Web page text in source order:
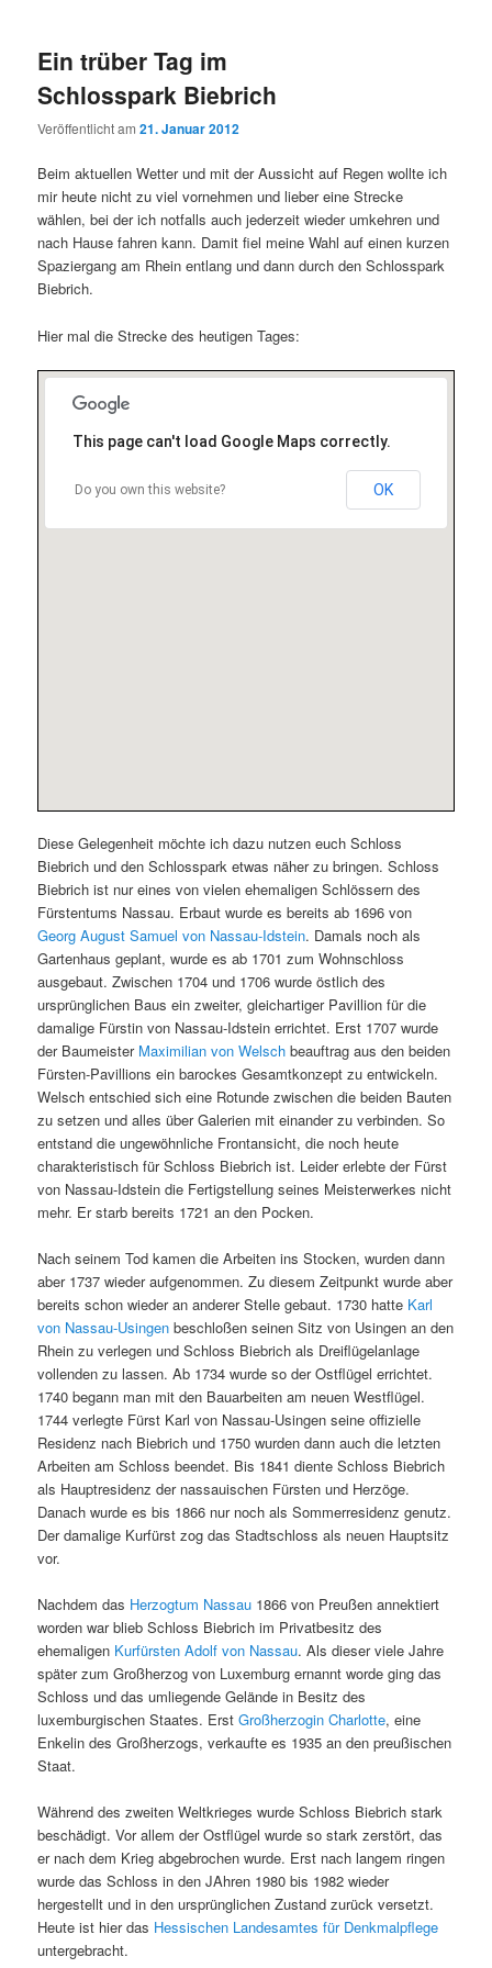
Ein trüber Tag im
Schlosspark Biebrich
Veröffentlicht am21. Januar 2012
Beim aktuellen Wetter und mit der Aussicht auf Regen wollte ich
mir heute nicht zu viel vornehmen und lieber eine Strecke
wählen, bei der ich notfalls auch jederzeit wieder umkehren und
nach Hause fahren kann. Damit fiel meine Wahl auf einen kurzen
Spaziergang am Rhein entlang und dann durch den Schlosspark
Biebrich.
Hier mal die Strecke des heutigen Tages:
This page can't load Google Maps correctly.
Do you own this website? OK
Diese Gelegenheit möchte ich dazu nutzen euch Schloss
Biebrich und den Schlosspark etwas näher zu bringen. Schloss
Biebrich ist nur eines von vielen ehemaligen Schlössern des
Fürstentums Nassau. Erbaut wurde es bereits ab 1696 von
Georg August Samuel von Nassau-Idstein. Damals noch als
Gartenhaus geplant, wurde es ab 1701 zum Wohnschloss
ausgebaut. Zwischen 1704 und 1706 wurde östlich des
ursprünglichen Baus ein zweiter, gleichartiger Pavillion für die
damalige Fürstin von Nassau-Idstein errichtet. Erst 1707 wurde
der Baumeister Maximilian von Welsch beauftrag aus den beiden
Fürsten-Pavillions ein barockes Gesamtkonzept zu entwickeln.
Welsch entschied sich eine Rotunde zwischen die beiden Bauten
zu setzen und alles über Galerien mit einander zu verbinden. So
entstand die ungewöhnliche Frontansicht, die noch heute
charakteristisch für Schloss Biebrich ist. Leider erlebte der Fürst
von Nassau-Idstein die Fertigstellung seines Meisterwerkes nicht
mehr. Er starb bereits 1721 an den Pocken.
Nach seinem Tod kamen die Arbeiten ins Stocken, wurden dann
aber 1737 wieder aufgenommen. Zu diesem Zeitpunkt wurde aber
bereits schon wieder an anderer Stelle gebaut. 1730 hatte Karl
von Nassau-Usingen beschloßen seinen Sitz von Usingen an den
Rhein zu verlegen und Schloss Biebrich als Dreiflügelanlage
vollenden zu lassen. Ab 1734 wurde so der Ostflügel errichtet.
1740 begann man mit den Bauarbeiten am neuen Westflügel.
1744 verlegte Fürst Karl von Nassau-Usingen seine offizielle
Residenz nach Biebrich und 1750 wurden dann auch die letzten
Arbeiten am Schloss beendet. Bis 1841 diente Schloss Biebrich
als Hauptresidenz der nassauischen Fürsten und Herzöge.
Danach wurde es bis 1866 nur noch als Sommerresidenz genutz.
Der damalige Kurfürst zog das Stadtschloss als neuen Hauptsitz
vor.
Nachdem das Herzogtum Nassau 1866 von Preußen annektiert
worden war blieb Schloss Biebrich im Privatbesitz des
ehemaligen Kurfürsten Adolf von Nassau. Als dieser viele Jahre
später zum Großherzog von Luxemburg ernannt worde ging das
Schloss und das umliegende Gelände in Besitz des
luxemburgischen Staates. ErstGroßherzogin Charlotte, eine
Enkelin des Großherzogs, verkaufte es 1935 an den preußischen
Staat.
Während des zweiten Weltkrieges wurde Schloss Biebrich stark
beschädigt. Vor allem der Ostflügel wurde so stark zerstört, das
er nach dem Krieg abgebrochen wurde. Erst nach langem ringen
wurde das Schloss in den JAhren 1980 bis 1982 wieder
hergestellt und in den ursprünglichen Zustand zurück versetzt.
Heute ist hier das Hessischen Landesamtes für Denkmalpflege
untergebracht.